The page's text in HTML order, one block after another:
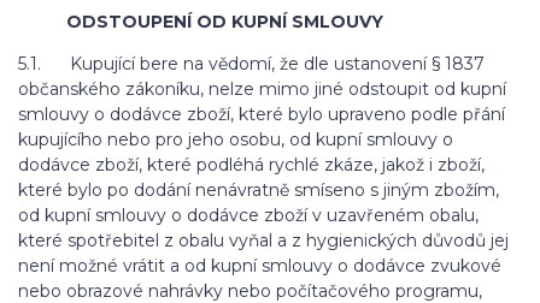
ODSTOUPENÍ OD KUPNÍ SMLOUVY
5.1. Kupující bere na vědomí, že dle ustanovení § 1837
občanského zákoníku, nelze mimo jiné odstoupit od kupní
smlouvy o dodávce zboží, které bylo upraveno podle přání
kupujícího nebo pro jeho osobu, od kupní smlouvy o
dodávce zboží, které podléhá rychlé zkáze, jakož i zboží,
které bylo po dodání nenávratně smíseno s jiným zbožím,
od kupní smlouvy o dodávce zboží v uzavřeném obalu,
které spotřebitel z obalu vyňal a z hygienických důvodů jej
není možné vrátit a od kupní smlouvy o dodávce zvukové
nebo obrazové nahrávky nebo počítačového programu,